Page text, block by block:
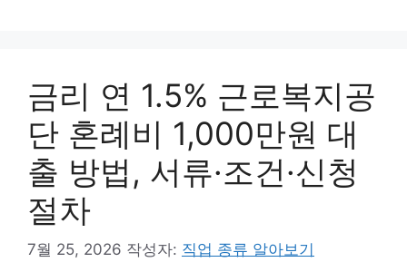
금리 연 1.5% 근로복지공
단 혼례비 1,000만원 대
출 방법, 서류·조건·신청
절차
7월 25, 2026 작성자: 직업 종류 알아보기